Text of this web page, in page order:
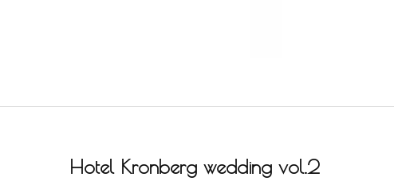
Hotel Kronberg wedding vol.2